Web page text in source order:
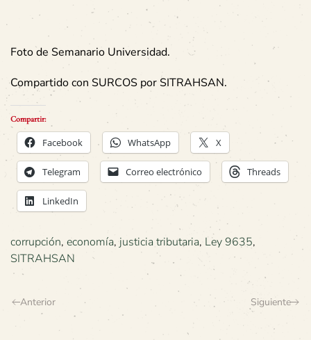
Foto de Semanario Universidad.
Compartido con SURCOS por SITRAHSAN.
Compartir:
Facebook WhatsApp X
Telegram Correo electrónico Threads
LinkedIn
corrupción, economía, justicia tributaria, Ley 9635,
SITRAHSAN
Anterior Siguiente